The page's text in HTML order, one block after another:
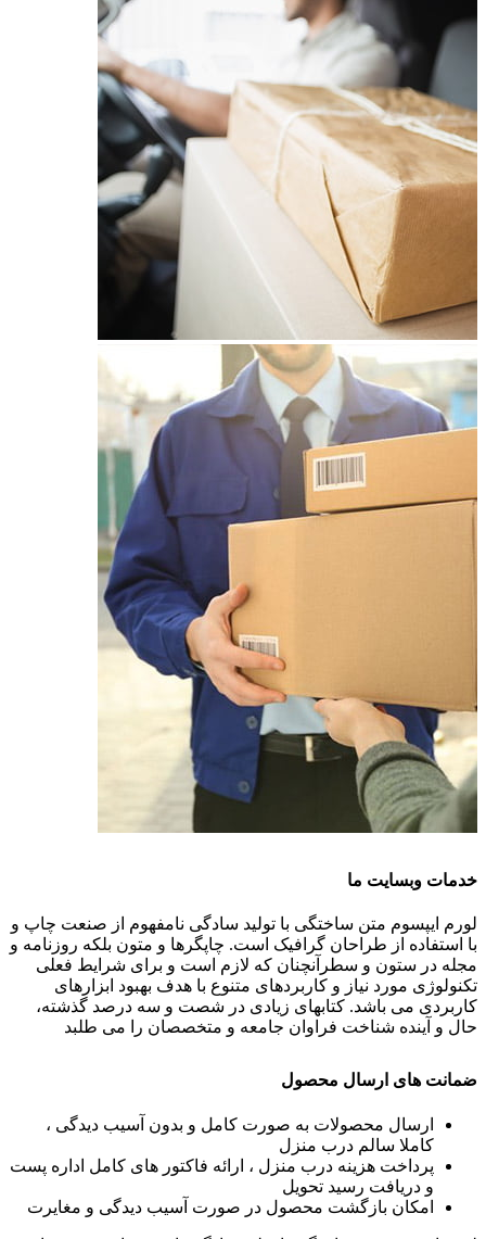
خدمات وبسایت ما
لورم ایپسوم متن ساختگی با تولید سادگی نامفهوم از صنعت چاپ و
با استفاده از طراحان گرافیک است. چاپگرها و متون بلکه روزنامه و
مجله در ستون و سطرآنچنان که لازم است و برای شرایط فعلی
تکنولوژی مورد نیاز و کاربردهای متنوع با هدف بهبود ابزارهای
کاربردی می باشد. کتابهای زیادی در شصت و سه درصد گذشته،
حال و آینده شناخت فراوان جامعه و متخصصان را می طلبد
ضمانت های ارسال محصول
ارسال محصولات به صورت کامل و بدون آسیب دیدگی ،
کاملا سالم درب منزل
پرداخت هزینه درب منزل ، ارائه فاکتور های کامل اداره پست
و دریافت رسید تحویل
امکان بازگشت محصول در صورت آسیب دیدگی و مغایرت